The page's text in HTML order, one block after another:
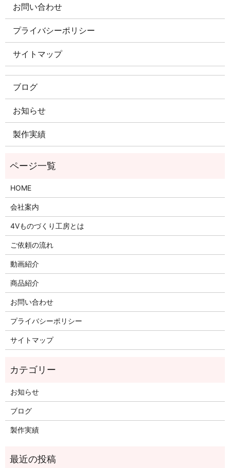
お問い合わせ
プライバシーポリシー
サイトマップ
ブログ
お知らせ
製作実績
HOME
会社案内
4Vものづくり工房とは
ご依頼の流れ
動画紹介
商品紹介
お問い合わせ
プライバシーポリシー
サイトマップ
お知らせ
ブログ
製作実績